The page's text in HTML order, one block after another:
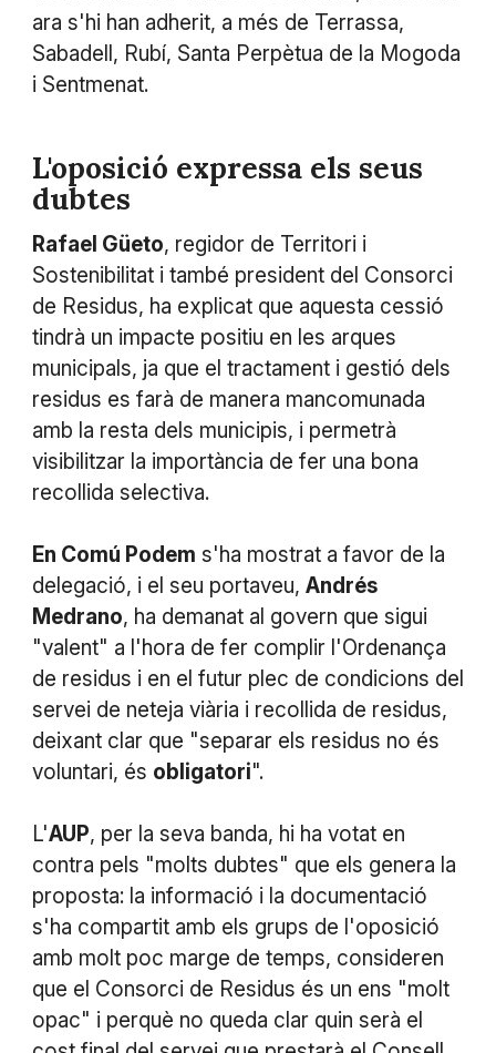
ara s'hi han adherit, a més de Terrassa,
Sabadell, Rubí, Santa Perpètua de la Mogoda
i Sentmenat.
L'oposició expressa els seus
dubtes
Rafael Güeto, regidor de Territori i
Sostenibilitat i també president del Consorci
de Residus, ha explicat que aquesta cessió
tindrà un impacte positiu en les arques
municipals, ja que el tractament i gestió dels
residus es farà de manera mancomunada
amb la resta dels municipis, i permetrà
visibilitzar la importància de fer una bona
recollida selectiva.
En Comú Podem s'ha mostrat a favor de la
delegació, i el seu portaveu, Andrés
Medrano, ha demanat al govern que sigui
"valent" a l'hora de fer complir l'Ordenança
de residus i en el futur plec de condicions del
servei de neteja viària i recollida de residus,
deixant clar que "separar els residus no és
voluntari, és obligatori".
L'AUP, per la seva banda, hi ha votat en
contra pels "molts dubtes" que els genera la
proposta: la informació i la documentació
s'ha compartit amb els grups de l'oposició
amb molt poc marge de temps, consideren
que el Consorci de Residus és un ens "molt
opac" i perquè no queda clar quin serà el